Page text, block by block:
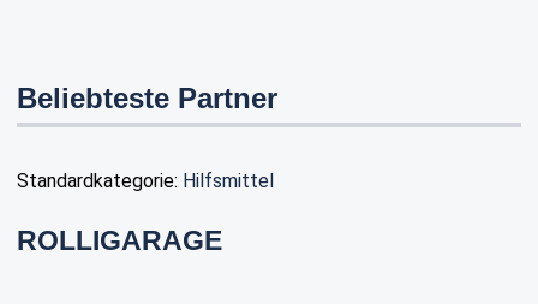
Beliebteste Partner
Standardkategorie: Hilfsmittel
ROLLIGARAGE